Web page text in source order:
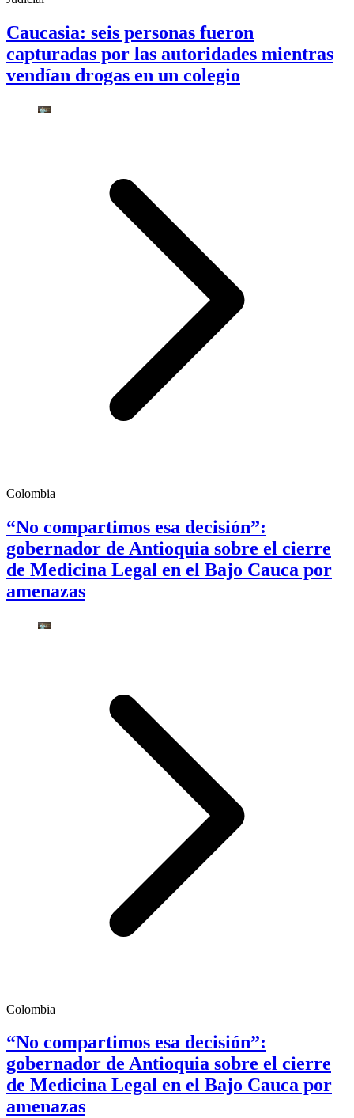
Caucasia: seis personas fueron
capturadas por las autoridades mientras
vendían drogas en un colegio
Colombia
“No compartimos esa decisión”:
gobernador de Antioquia sobre el cierre
de Medicina Legal en el Bajo Cauca por
amenazas
Colombia
“No compartimos esa decisión”:
gobernador de Antioquia sobre el cierre
de Medicina Legal en el Bajo Cauca por
amenazas